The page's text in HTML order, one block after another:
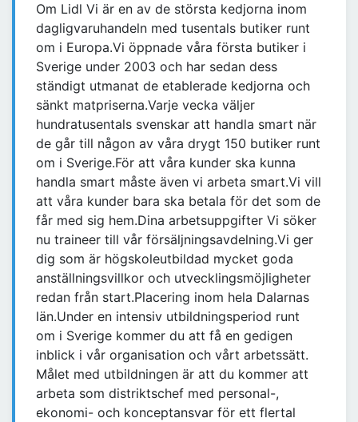
Om Lidl Vi är en av de största kedjorna inom
dagligvaruhandeln med tusentals butiker runt
om i Europa.Vi öppnade våra första butiker i
Sverige under 2003 och har sedan dess
ständigt utmanat de etablerade kedjorna och
sänkt matpriserna.Varje vecka väljer
hundratusentals svenskar att handla smart när
de går till någon av våra drygt 150 butiker runt
om i Sverige.För att våra kunder ska kunna
handla smart måste även vi arbeta smart.Vi vill
att våra kunder bara ska betala för det som de
får med sig hem.Dina arbetsuppgifter Vi söker
nu traineer till vår försäljningsavdelning.Vi ger
dig som är högskoleutbildad mycket goda
anställningsvillkor och utvecklingsmöjligheter
redan från start.Placering inom hela Dalarnas
län.Under en intensiv utbildningsperiod runt
om i Sverige kommer du att få en gedigen
inblick i vår organisation och vårt arbetssätt.
Målet med utbildningen är att du kommer att
arbeta som distriktschef med personal-,
ekonomi- och konceptansvar för ett flertal